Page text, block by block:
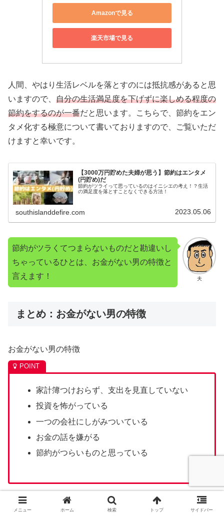
Amazonで見る
楽天市場で見る
人間、やはり生活レベルを落とすのには抵抗感があると思
いますので、 自分の生活満足度を下げずに楽しめる程度の
節約をするのが一番だと思います。こちらで、節約をエン
タメ化する極意について書いておりますので、ご覧いただ
けますと幸いです。
【3000万円貯めた夫婦が思う】節約はエンタメ
(円貯め)だ
節約がツライって思っているのはイニシエの考え！？生活
の満足度を落とすことなくできる方法！
southislanddefire.com 2023.05.06
夫
節約がツラくてつまらないものだと勘違いし
ちゃっているひとは、お金がない男の特徴と
言えます！
まとめ：お金がない男の特徴
お金がない男の特徴
家計簿つけおらず、支出を見直していない
投資を怖がっている
一つの会社にしがみついている
お金の話を嫌がる
節約がつらいものと思っている
もしこれらに当てはまっていたら、お金がない男の可能性
メニュー ホーム 検索 トップ サイドバー